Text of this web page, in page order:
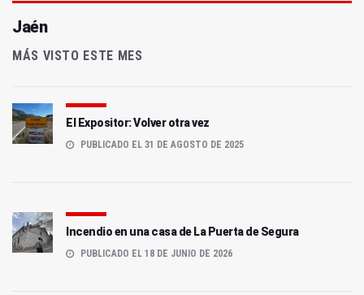
Jaén
MÁS VISTO ESTE MES
El Expositor: Volver otra vez
PUBLICADO EL 31 DE AGOSTO DE 2025
Incendio en una casa de La Puerta de Segura
PUBLICADO EL 18 DE JUNIO DE 2026